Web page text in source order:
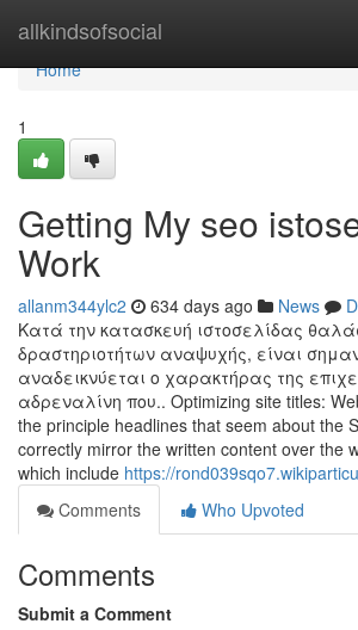
allkindsofsocial
Home
Home
1
Getting My seo
Work
allanm344ylc2 634 days ago News
Κατά την κατασκευή ιστοσελίδας
δραστηριοτήτων αναψυχής, είναι
αναδεικνύεται ο χαρακτήρας της
αδρεναλίνη που.. Optimizing site titles:
the principle headlines that seem about the
correctly mirror the written content over the
which include https://
Comments
Who Upvoted
Comments
Submit a Comment